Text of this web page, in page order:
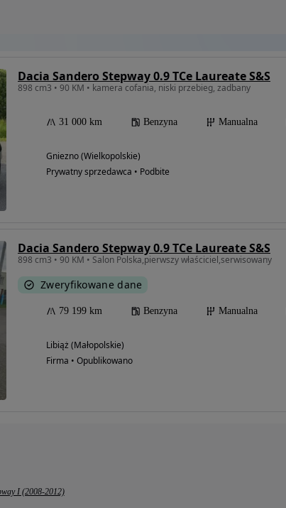
Dacia Sandero Stepway 0.9 TCe Laureate S&S
898 cm3 • 90 KM • kamera cofania, niski przebieg, zadbany
31 000 km Benzyna Manualna
Gniezno (Wielkopolskie)
Prywatny sprzedawca • Podbite
Dacia Sandero Stepway 0.9 TCe Laureate S&S
898 cm3 • 90 KM • Salon Polska,pierwszy właściciel,serwisowany
Zweryfikowane dane
79 199 km Benzyna Manualna
Libiąż (Małopolskie)
Firma • Opublikowano
I (2008-2012)